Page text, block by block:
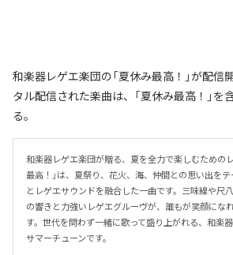
和楽器レゲエ楽団の「夏休み最高！」が配信
タル配信された楽曲は、「夏休み最高！」を
る。
和楽器レゲエ楽団が贈る、夏を全力で楽しむための
最高！」は、夏祭り、花火、海、仲間との思い出を
とレゲエサウンドを融合した一曲です。三味線や尺
の響きと力強いレゲエグルーヴが、誰もが笑顔にな
す。世代を問わず一緒に歌って盛り上がれる、和楽
サマーチューンです。